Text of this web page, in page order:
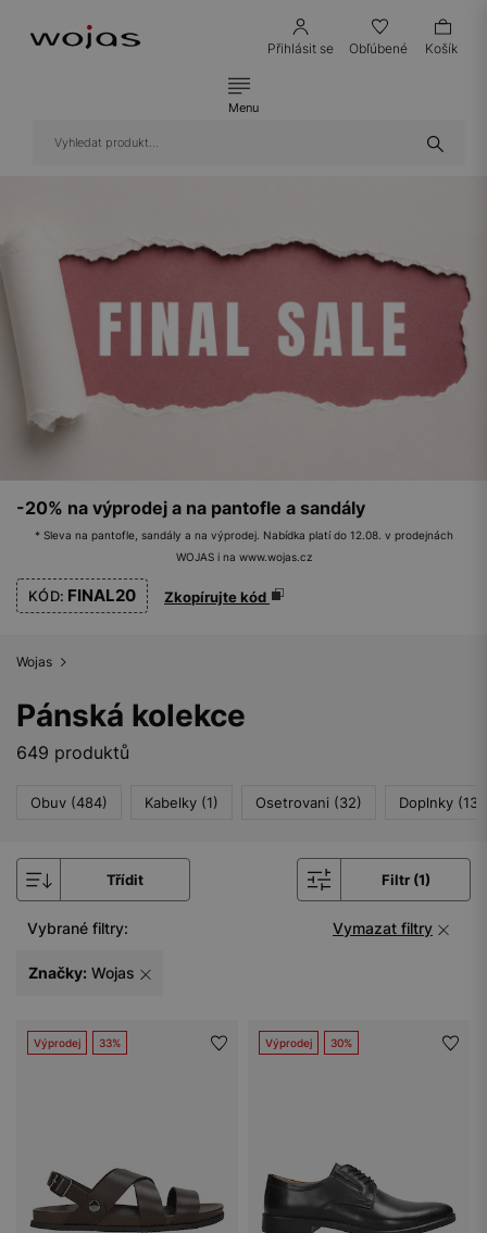
Přihlásit se Obľúbené Košík
Menu
-20% na výprodej a na pantofle a sandály
* Sleva na pantofle, sandály a na výprodej. Nabídka platí do 12.08. v prodejnách
WOJAS i na www.wojas.cz
KÓD: FINAL20 Zkopírujte kód
Wojas
Pánská kolekce
649 produktů
Obuv (484) Kabelky (1) Osetrovani (32) Doplnky
Třídit Filtr (1)
Vybrané filtry: Vymazat filtry
Značky: Wojas
Výprodej 33% Výprodej 30%